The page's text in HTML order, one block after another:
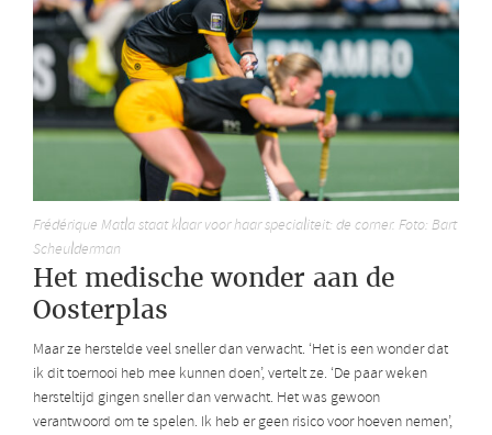
Frédérique Matla staat klaar voor haar specialiteit: de corner. Foto: Bart
Scheulderman
Het medische wonder aan de
Oosterplas
Maar ze herstelde veel sneller dan verwacht. ‘Het is een wonder dat
ik dit toernooi heb mee kunnen doen’, vertelt ze. ‘De paar weken
hersteltijd gingen sneller dan verwacht. Het was gewoon
verantwoord om te spelen. Ik heb er geen risico voor hoeven nemen’,